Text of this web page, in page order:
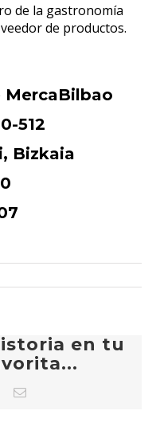
de la gastronomía
de productos.
MercaBilbao
512
Bizkaia
en tu
WhatsApp
Correo